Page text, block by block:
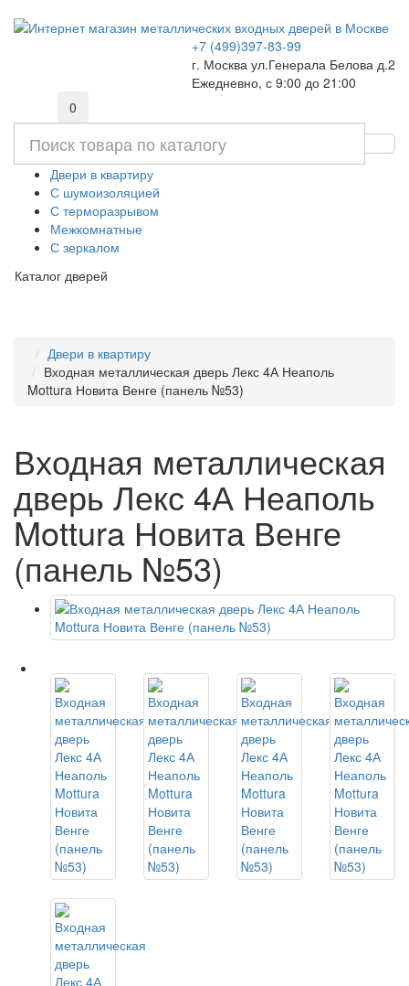
+7 (499)397-83-99
г. Москва ул.Генерала Белова д.2
Ежедневно, с 9:00 до 21:00
0
Двери в квартиру
С шумоизоляцией
С терморазрывом
Межкомнатные
С зеркалом
Каталог дверей
Двери в квартиру
Входная металлическая дверь Лекс 4А Неаполь
Mottura Новита Венге (панель №53)
Входная металлическая
дверь Лекс 4А Неаполь
Mottura Новита Венге
(панель №53)